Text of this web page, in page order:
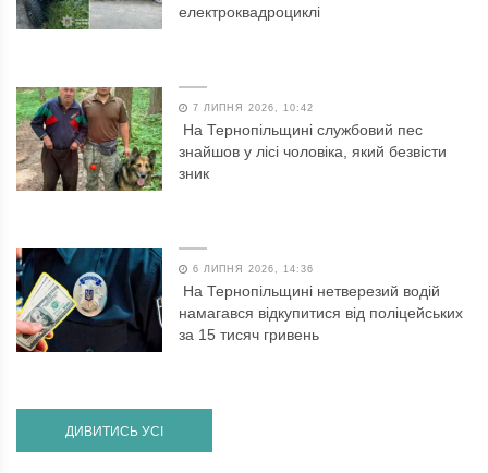
електроквадроциклі
7 ЛИПНЯ 2026, 10:42
На Тернопільщині службовий пес
знайшов у лісі чоловіка, який безвісти
зник
6 ЛИПНЯ 2026, 14:36
На Тернопільщині нетверезий водій
намагався відкупитися від поліцейських
за 15 тисяч гривень
ДИВИТИСЬ УСІ